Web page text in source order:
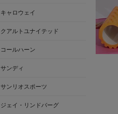
キャロウェイ
クアルトユナイテッド
コールハーン
サンディ
サンリオスポーツ
ジェイ・リンドバーグ